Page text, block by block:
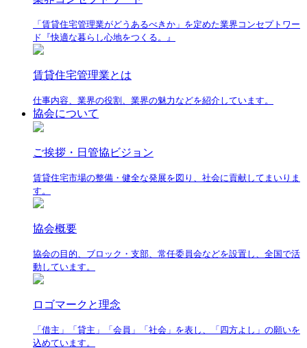
「賃貸住宅管理業がどうあるべきか」を定めた業界コンセプトワー
ド『快適な暮らし心地をつくる。』
賃貸住宅管理業とは
仕事内容、業界の役割、業界の魅力などを紹介しています。
協会について
ご挨拶・日管協ビジョン
賃貸住宅市場の整備・健全な発展を図り、社会に貢献してまいりま
す。
協会概要
協会の目的、ブロック・支部、常任委員会などを設置し、全国で活
動しています。
ロゴマークと理念
「借主」「貸主」「会員」「社会」を表し、「四方よし」の願いを
込めています。